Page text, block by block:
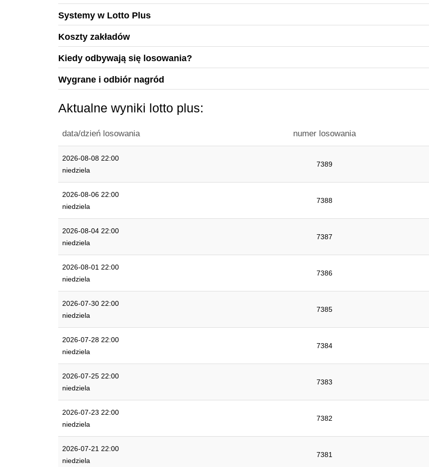
Systemy w Lotto Plus
Koszty zakładów
Kiedy odbywają się losowania?
Wygrane i odbiór nagród
Aktualne wyniki lotto plus:
data/dzień losowania numer losowania
2026-08-08 22:00
niedziela
7389
2026-08-06 22:00
niedziela
7388
2026-08-04 22:00
niedziela
7387
2026-08-01 22:00
niedziela
7386
2026-07-30 22:00
niedziela
7385
2026-07-28 22:00
niedziela
7384
2026-07-25 22:00
niedziela
7383
2026-07-23 22:00
niedziela
7382
2026-07-21 22:00
niedziela
7381